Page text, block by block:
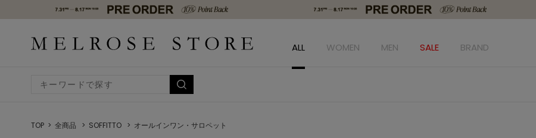
ALL WOMEN MEN SALE BRAND
TOP 全商品 SOFFITTO オールインワン・サロペット